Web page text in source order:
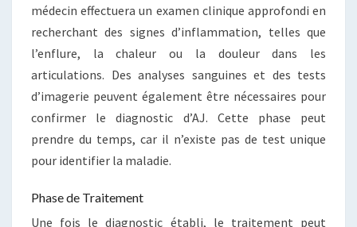
médecin effectuera un examen clinique approfondi en
recherchant des signes d’inflammation, telles que
l’enflure, la chaleur ou la douleur dans les
articulations. Des analyses sanguines et des tests
d’imagerie peuvent également être nécessaires pour
confirmer le diagnostic d’AJ. Cette phase peut
prendre du temps, car il n’existe pas de test unique
pour identifier la maladie.
Phase de Traitement
Une fois le diagnostic établi, le traitement peut